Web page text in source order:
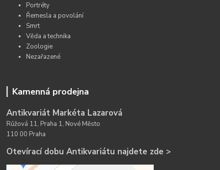
Portréty
Řemesla a povolání
Smrt
Věda a technika
Zoologie
Nezařazené
Kamenná prodejna
Antikvariát Markéta Lazarová
Růžová 11, Praha 1, Nové Město
110 00 Praha
Otevírací dobu Antikvariátu najdete zde >